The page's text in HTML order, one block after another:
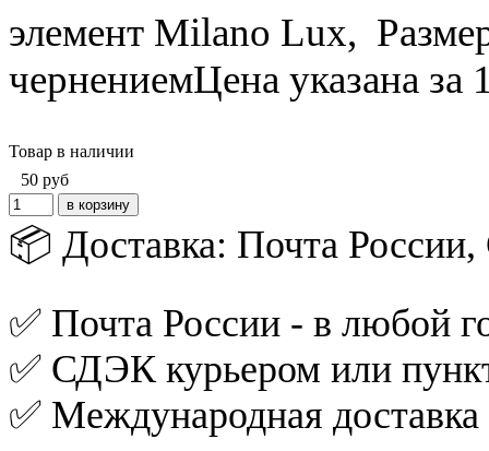
элемент Milano Lux,
чернениемЦена указана за
Товар в наличии
50 руб
📦 Доставка: Почта
✅ Почта России - в любой
✅ СДЭК курьером или
✅ Международная